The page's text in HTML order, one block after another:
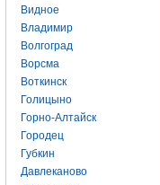
Видное
Владимир
Волгоград
Ворсма
Воткинск
Голицыно
Горно-Алтайск
Городец
Губкин
Давлеканово